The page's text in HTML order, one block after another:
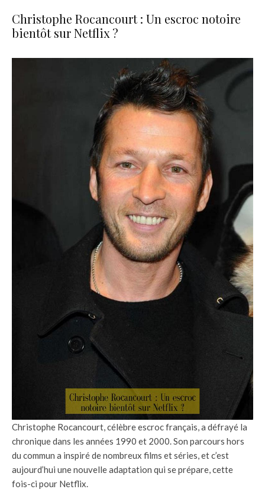
Christophe Rocancourt : Un escroc notoire
bientôt sur Netflix ?
Christophe Rocancourt, célèbre escroc français, a défrayé la
chronique dans les années 1990 et 2000. Son parcours hors
du commun a inspiré de nombreux films et séries, et c’est
aujourd’hui une nouvelle adaptation qui se prépare, cette
fois-ci pour Netflix.